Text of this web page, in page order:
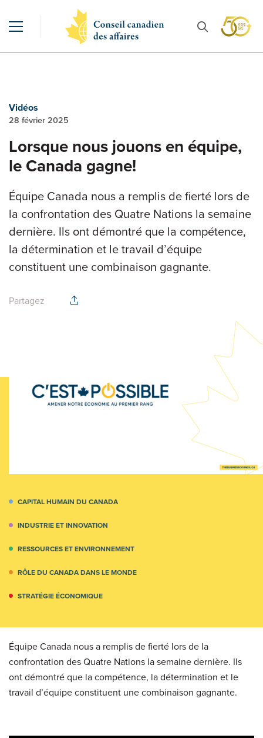
Vidéos
28 février 2025
Lorsque nous jouons en équipe,
le Canada gagne!
Équipe Canada nous a remplis de fierté lors de
la confrontation des Quatre Nations la semaine
dernière. Ils ont démontré que la compétence,
la détermination et le travail d’équipe
constituent une combinaison gagnante.
Partagez
CAPITAL HUMAIN DU CANADA
INDUSTRIE ET INNOVATION
RESSOURCES ET ENVIRONNEMENT
RÔLE DU CANADA DANS LE MONDE
STRATÉGIE ÉCONOMIQUE
Équipe Canada nous a remplis de fierté lors de la
confrontation des Quatre Nations la semaine dernière. Ils
ont démontré que la compétence, la détermination et le
travail d’équipe constituent une combinaison gagnante.